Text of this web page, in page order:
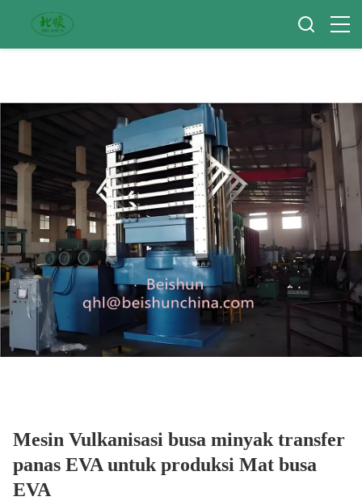
Mesin Vulkanisasi busa minyak transfer
panas EVA untuk produksi Mat busa
EVA